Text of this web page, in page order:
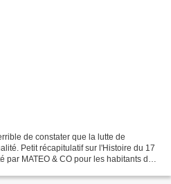
de constater que la lutte de
Petit récapitulatif sur l'Histoire du 17
par MATEO & CO pour les habitants de